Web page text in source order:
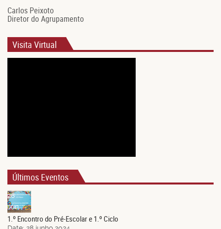
Carlos Peixoto
Diretor do Agrupamento
Visita Virtual
Últimos Eventos
28
Jun.
1.º Encontro do Pré-Escolar e 1.º Ciclo